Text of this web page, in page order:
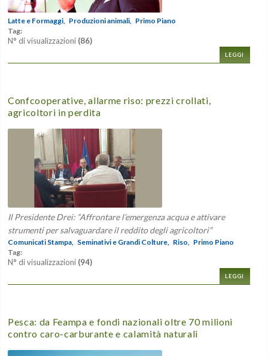
Latte e Formaggi, Produzioni animali,
Primo Piano
Tag:
N° di visualizzazioni (86)
LEGGI
Confcooperative, allarme riso: prezzi crollati,
agricoltori in perdita
Il Presidente Drei: “Affrontare l’emergenza acqua e attivare
strumenti per salvaguardare il reddito degli agricoltori”
Comunicati Stampa, Seminativi e Grandi Colture, Riso, Primo Piano
Tag:
N° di visualizzazioni (94)
LEGGI
Pesca: da Feampa e fondi nazionali oltre 70 milioni
contro caro-carburante e calamità naturali